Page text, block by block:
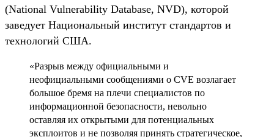
(National Vulnerability Database, NVD), которой
заведует Национальный институт стандартов и
технологий США.
«Разрыв между официальными и
неофициальными сообщениями о CVE возлагает
большое бремя на плечи специалистов по
информационной безопасности, невольно
оставляя их открытыми для потенциальных
эксплоитов и не позволяя принять стратегическое,